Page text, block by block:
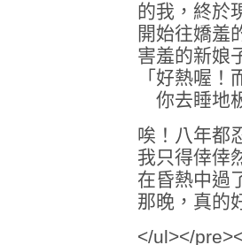
的我，終於
開始往嬌羞
害羞的新娘
「好熱喔
你去睡地
唉！八年都
我只得倖倖
在昏熱中過
那晚，真的
</ul></